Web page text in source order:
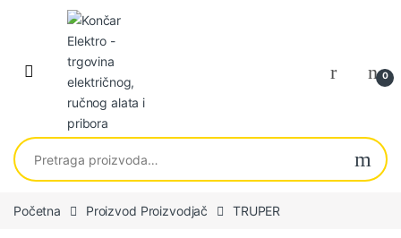
Skip to navigation
Skip to content
0
Pretraga za:
Početna Proizvod Proizvodjač TRUPER